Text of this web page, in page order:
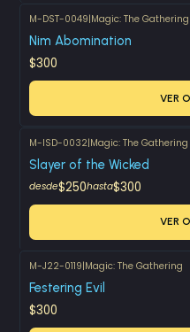
M-DST-0049|Magic: The Gathering
Nim Abomination
$300
VER
M-ISD-0032|Magic: The Gathering
Slayer of the Wicked
desde$250hasta$300
VER
M-J22-0119|Magic: The Gathering
Festering Evil
$300